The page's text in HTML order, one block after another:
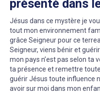
présenté dans
Jésus dans ce mystère je
tout mon environnement
grâce Seigneur pour ce
Seigneur, viens bénir et
mon pays n’est pas selon ta
ta présence et remettre
guérir Jésus toute influence
avoir sur moi dans mon